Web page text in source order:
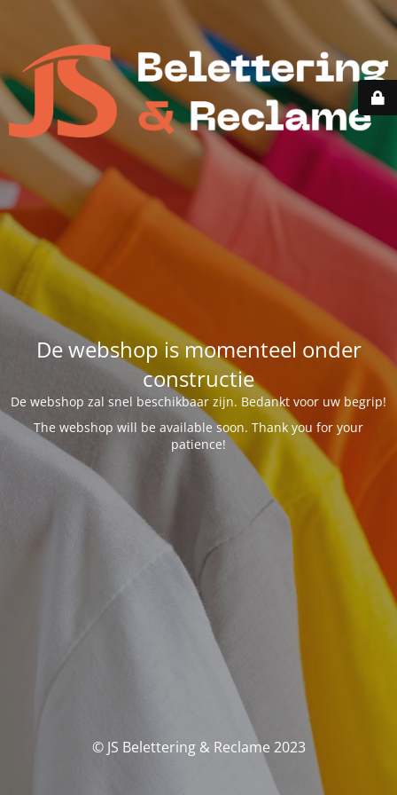
De webshop is momenteel onder
constructie
De webshop zal snel beschikbaar zijn. Bedankt voor uw begrip!
The webshop will be available soon. Thank you for your
patience!
© JS Belettering & Reclame 2023